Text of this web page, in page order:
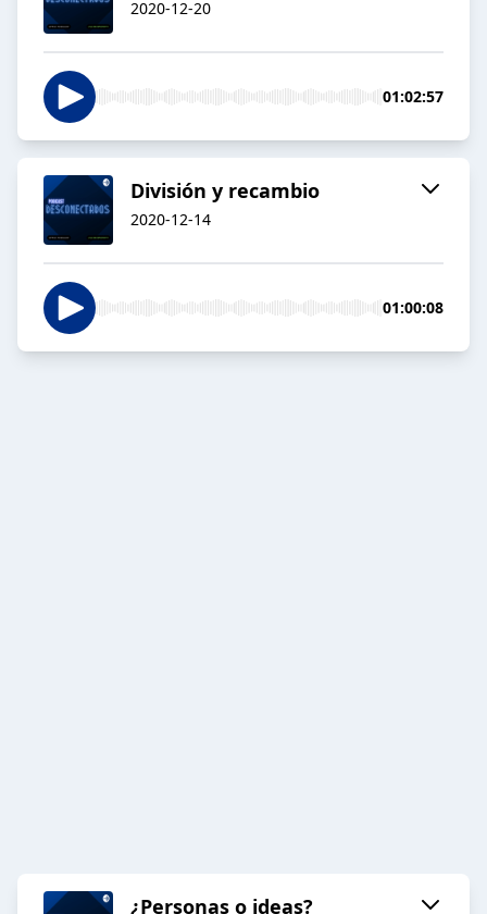
2020-12-20
01:02:57
División y recambio
2020-12-14
01:00:08
¿Personas o ideas?